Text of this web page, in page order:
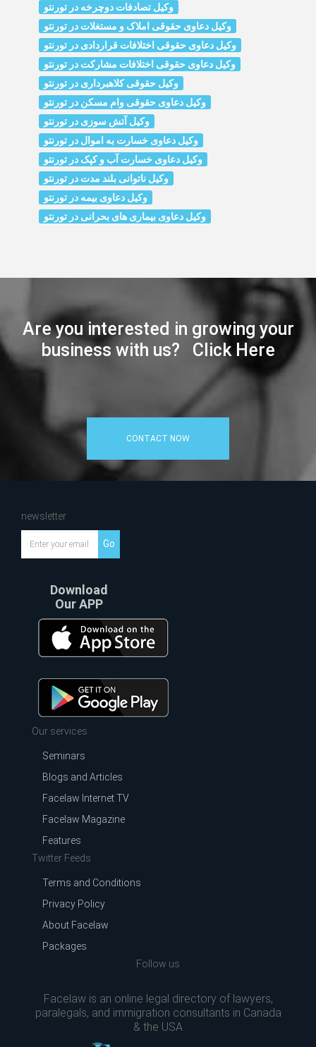
وکیل تصادفات دوچرخه در تورنتو
وکیل دعاوی حقوقی املاک و مستغلات در تورنتو
وکیل دعاوی حقوقی اختلافات قراردادی در تورنتو
وکیل دعاوی حقوقی اختلافات مشارکت در تورنتو
وکیل حقوقی کلاهبرداری در تورنتو
وکیل دعاوی حقوقی وام مسکن در تورنتو
وکیل آتش سوزی در تورنتو
وکیل دعاوی خسارت به اموال در تورنتو
وکیل دعاوی خسارت آب و کپک در تورنتو
وکیل ناتوانی بلند مدت در تورنتو
وکیل دعاوی بیمه در تورنتو
وکیل دعاوی بیماری های بحرانی در تورنتو
Are you interested in growing your
business with us? Click Here
CONTACT NOW
newsletter
Go
Download
Our APP
Our services
Seminars
Blogs and Articles
Facelaw Internet TV
Facelaw Magazine
Features
Twitter Feeds
Terms and Conditions
Privacy Policy
About Facelaw
Packages
Follow us
Facelaw is an online legal directory of lawyers,
paralegals, and immigration consultants in Canada
& the USA